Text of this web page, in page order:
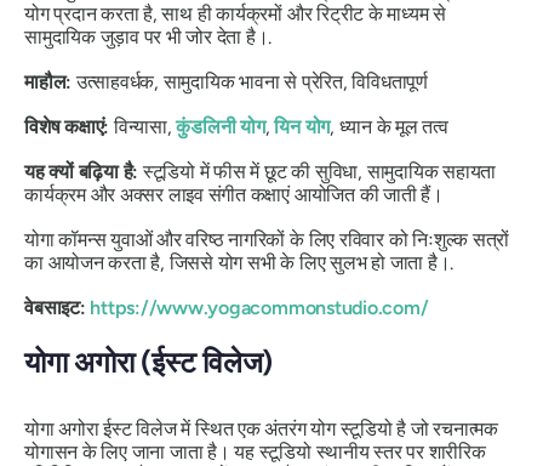
योग प्रदान करता है, साथ ही कार्यक्रमों और रिट्रीट के माध्यम से
सामुदायिक जुड़ाव पर भी जोर देता है।.
माहौल: उत्साहवर्धक, सामुदायिक भावना से प्रेरित, विविधतापूर्ण
विशेष कक्षाएं: विन्यासा,कुंडलिनी योग,यिन योग, ध्यान के मूल तत्व
यह क्यों बढ़िया है: स्टूडियो में फीस में छूट की सुविधा, सामुदायिक सहायता
कार्यक्रम और अक्सर लाइव संगीत कक्षाएं आयोजित की जाती हैं।
योगा कॉमन्स युवाओं और वरिष्ठ नागरिकों के लिए रविवार को निःशुल्क सत्रों
का आयोजन करता है, जिससे योग सभी के लिए सुलभ हो जाता है।.
वेबसाइट: https://www.yogacommonstudio.com/
योगा अगोरा (ईस्ट विलेज)
योगा अगोरा ईस्ट विलेज में स्थित एक अंतरंग योग स्टूडियो है जो रचनात्मक
योगासन के लिए जाना जाता है। यह स्टूडियो स्थानीय स्तर पर शारीरिक